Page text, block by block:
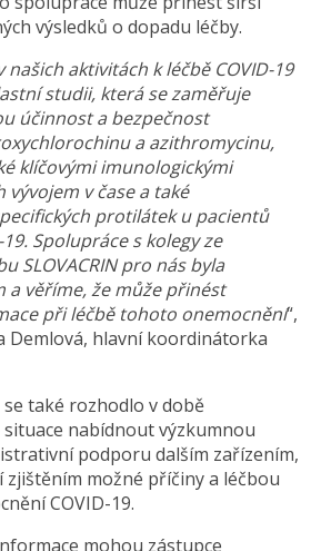
výsledků o dopadu léčby.
našich aktivitách k léčbě COVID-19
studii, která se zaměřuje
účinnost a bezpečnost
a azithromycinu,
klíčovými imunologickými
v čase a také
protilátek u pacientů
Spolupráce s kolegy ze
SLOVACRIN pro nás byla
a věříme, že může přinést
při léčbě tohoto onemocnění“,
Demlová, hlavní koordinátorka
se také rozhodlo v době
nabídnout výzkumnou
podporu dalším zařízením,
zjištěním možné příčiny a léčbou
COVID-19.
mohou zástupce